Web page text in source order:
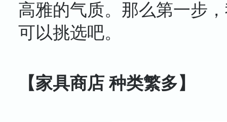
高雅的气质。那么第一步
可以挑选吧。
【家具商店 种类繁多】